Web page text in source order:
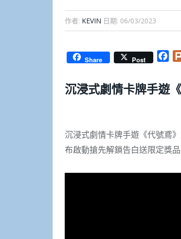
作者: KEVIN 日期: 06/03/2023
Share Post
沉浸式劇情卡牌手遊
沉浸式劇情卡牌手遊《代號鳶
布啟動搶先解鎖告白送限定獎品